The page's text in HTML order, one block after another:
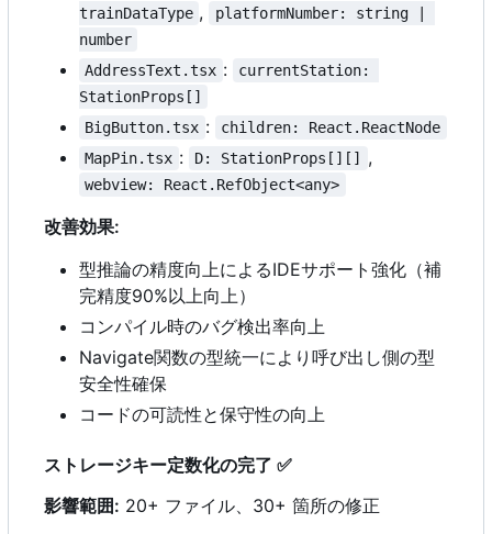
trainDataType ,
platformNumber: string |
number
AddressText.tsx :
currentStation:
StationProps[]
BigButton.tsx :
children: React.ReactNode
MapPin.tsx : D: StationProps[][] ,
webview: React.RefObject<any>
改善効果:
型推論の精度向上によるIDEサポート強化（補
完精度90%以上向上）
コンパイル時のバグ検出率向上
Navigate関数の型統一により呼び出し側の型
安全性確保
コードの可読性と保守性の向上
ストレージキー定数化の完了 ✅
影響範囲: 20+ ファイル、30+ 箇所の修正